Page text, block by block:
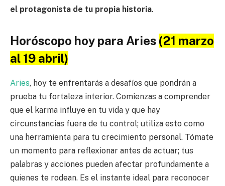
el protagonista de tu propia historia.
Horóscopo hoy para Aries (21 marzo
al 19 abril)
Aries, hoy te enfrentarás a desafíos que pondrán a
prueba tu fortaleza interior. Comienzas a comprender
que el karma influye en tu vida y que hay
circunstancias fuera de tu control; utiliza esto como
una herramienta para tu crecimiento personal. Tómate
un momento para reflexionar antes de actuar; tus
palabras y acciones pueden afectar profundamente a
quienes te rodean. Es el instante ideal para reconocer